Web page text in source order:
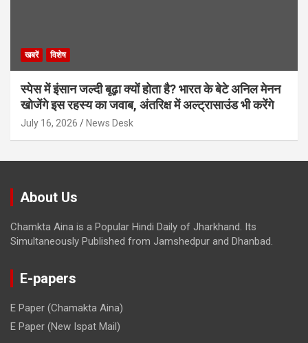
खबरें विशेष
स्पेस में इंसान जल्दी बूढ़ा क्यों होता है? भारत के बेटे अनिल मेनन
खोजेंगे इस रहस्य का जवाब, अंतरिक्ष में अल्ट्रासाउंड भी करेंगे
July 16, 2026 News Desk
About Us
Chamkta Aina is a Popular Hindi Daily of Jharkhand. Its
Simultaneously Published from Jamshedpur and Dhanbad.
E-papers
E Paper (Chamakta Aina)
E Paper (New Ispat Mail)